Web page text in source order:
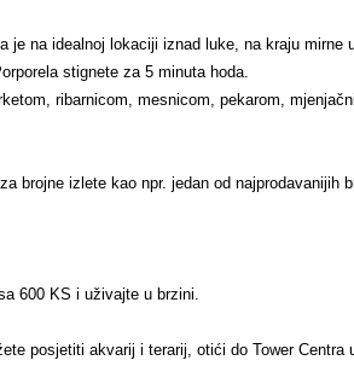
je na idealnoj lokaciji iznad luke, na kraju mirne
stignete za 5 minuta hoda.
ribarnicom, mesnicom, pekarom,
brojne izlete kao npr. jedan od najprodavanijih
600 KS i uživajte u brzini.
posjetiti akvarij i terarij, otići do Tower